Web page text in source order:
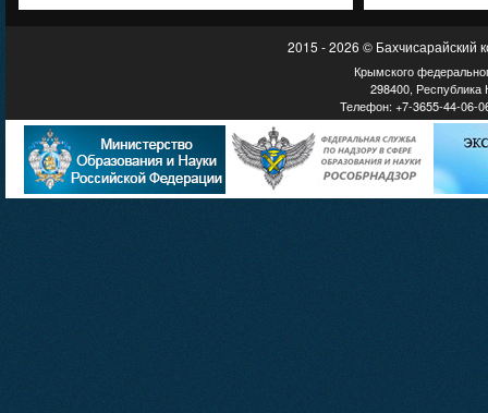
2015 - 2026 © Бахчисарайский
Крымского
298400, Республика
Телефон: +7-3655-44-06-